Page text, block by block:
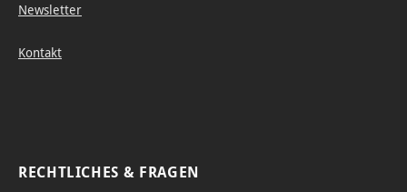
Newsletter
Kontakt
RECHTLICHES & FRAGEN